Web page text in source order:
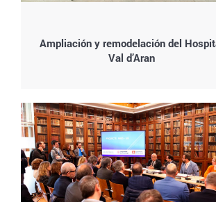
Ampliación y remodelación del
Val d’Aran